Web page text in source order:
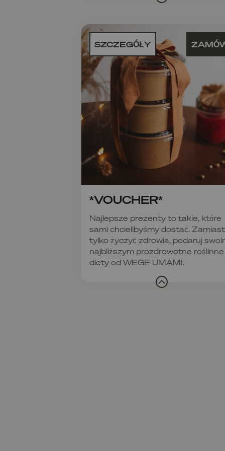
SZCZEGÓŁY
*VOUCHER*
Najlepsze prezenty to takie, które
sami chcielibyśmy dostać. Zamiast
tylko życzyć zdrowia, podaruj
najbliższym prozdrowotne roślinne
diety od WEGE UMAMI.